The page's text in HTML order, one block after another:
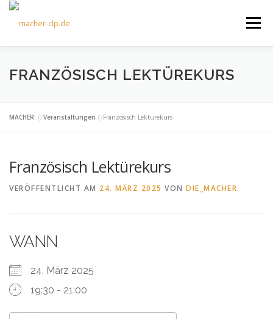
Zum
springen
Menü
ÜBER UNS KULTOURFAHRTEN AKTUELLES
TERMINE ANGEBOTE FÖRDERVEREIN
KONTAKT
FRANZÖSISCH LEKTÜREKURS
MACHER. »Veranstaltungen »Französisch Lektürekurs
Französisch Lektürekurs
VERÖFFENTLICHT AM 24. MÄRZ 2025 VON DIE_MACHER.
WANN
24. März 2025
19:30 - 21:00